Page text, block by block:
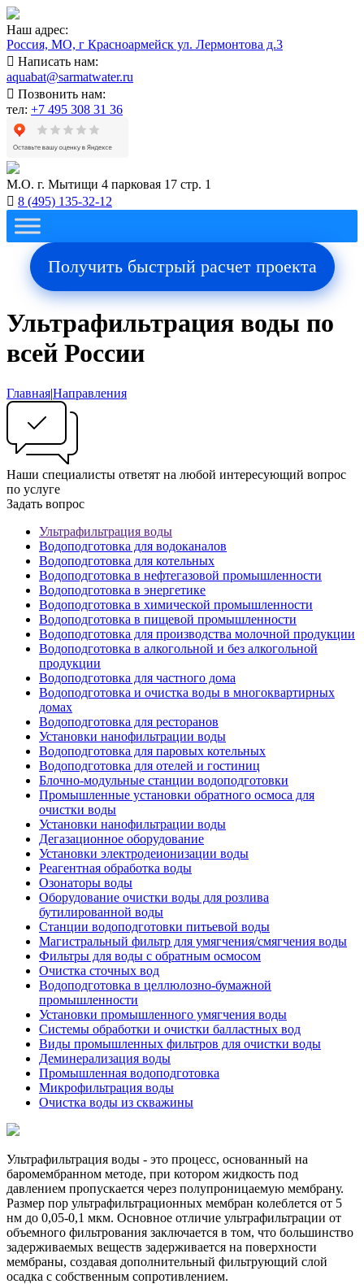
Наш адрес:
Россия, МО, г Красноармейск ул. Лермонтова д.3
Написать нам:
aquabat@sarmatwater.ru
Позвонить нам:
тел: +7 495 308 31 36
М.О. г. Мытищи 4 парковая 17 стр. 1
8 (495) 135-32-12
Получить быстрый расчет проекта
Ультрафильтрация воды по
всей России
Главная|Направления
Наши специалисты ответят на любой интересующий вопрос
по услуге
Задать вопрос
Ультрафильтрация воды
Водоподготовка для водоканалов
Водоподготовка для котельных
Водоподготовка в нефтегазовой промышленности
Водоподготовка в энергетике
Водоподготовка в химической промышленности
Водоподготовка в пищевой промышленности
Водоподготовка для производства молочной продукции
Водоподготовка в алкогольной и без алкогольной
продукции
Водоподготовка для частного дома
Водоподготовка и очистка воды в многоквартирных
домах
Водоподготовка для ресторанов
Установки нанофильтрации воды
Водоподготовка для паровых котельных
Водоподготовка для отелей и гостиниц
Блочно-модульные станции водоподготовки
Промышленные установки обратного осмоса для
очистки воды
Установки нанофильтрации воды
Дегазационное оборудование
Установки электродеионизации воды
Реагентная обработка воды
Озонаторы воды
Оборудование очистки воды для розлива
бутилированной воды
Станции водоподготовки питьевой воды
Магистральный фильтр для умягчения/смягчения воды
Фильтры для воды с обратным осмосом
Очистка сточных вод
Водоподготовка в целлюлозно-бумажной
промышленности
Установки промышленного умягчения воды
Системы обработки и очистки балластных вод
Виды промышленных фильтров для очистки воды
Деминерализация воды
Промышленная водоподготовка
Микрофильтрация воды
Очистка воды из скважины
Ультрафильтрация воды - это процесс, основанный на
баромембранном методе, при котором жидкость под
давлением пропускается через полупроницаемую мембрану.
Размер пор ультрафильтрационных мембран колеблется от 5
нм до 0,05-0,1 мкм. Основное отличие ультрафильтрации от
объемного фильтрования заключается в том, что большинство
задерживаемых веществ задерживается на поверхности
мембраны, создавая дополнительный фильтрующий слой
осадка с собственным сопротивлением.